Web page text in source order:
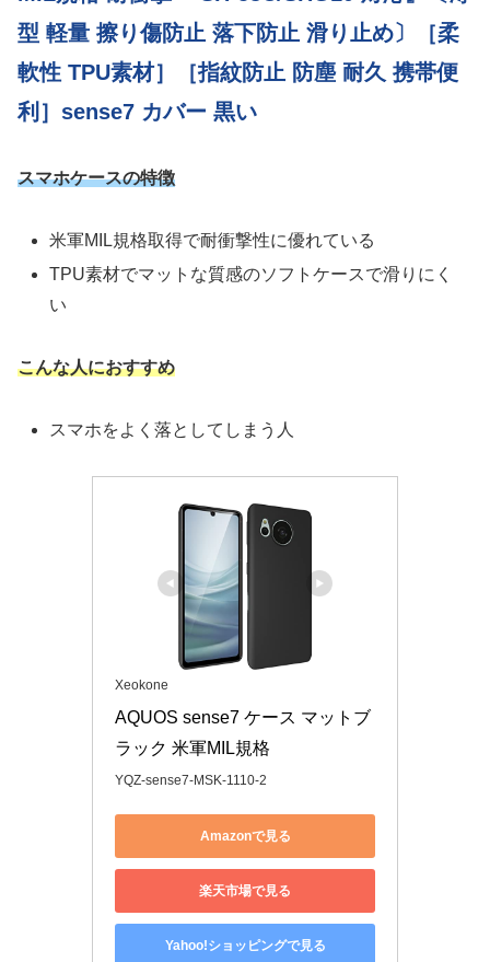
型 軽量 擦り傷防止 落下防止 滑り止め〕［柔
軟性 TPU素材］［指紋防止 防塵 耐久 携帯便
利］sense7 カバー 黒い
スマホケースの特徴
米軍MIL規格取得で耐衝撃性に優れている
TPU素材でマットな質感のソフトケースで滑りにく
い
こんな人におすすめ
スマホをよく落としてしまう人
Xeokone
AQUOS sense7 ケース マットブ
ラック 米軍MIL規格
YQZ-sense7-MSK-1110-2
Amazonで見る
楽天市場で見る
Yahoo!ショッピングで見る